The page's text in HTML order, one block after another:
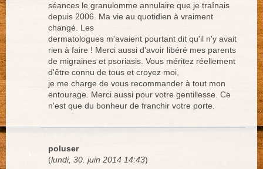
séances le granulomme annulaire que je traînais
depuis 2006. Ma vie au quotidien à vraiment
changé. Les
dermatologues m'avaient pourtant dit qu'il n'y avait
rien à faire ! Merci aussi d'avoir libéré mes parents
de migraines et psoriasis. Vous méritez réellement
d'être connu de tous et croyez moi,
je me charge de vous recommander à tout mon
entourage. Merci aussi pour votre gentillesse. Ce
n'est que du bonheur de franchir votre porte.
poluser
(lundi, 30. juin 2014 14:43)